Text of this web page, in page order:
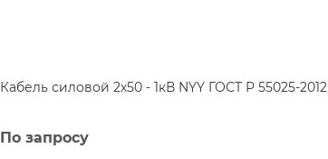
Кабель силовой 2х50 - 1кВ NYY ГОСТ Р 55025-2012
По запросу